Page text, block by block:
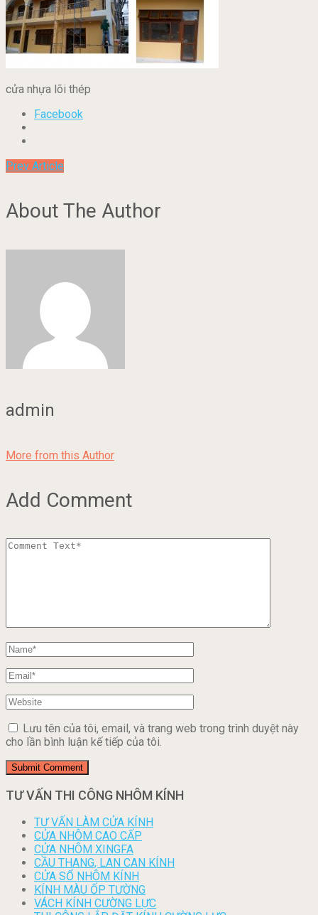
cửa nhựa lõi thép
Facebook
Prev Article
About The Author
admin
More from this Author
Add Comment
Lưu tên của tôi, email, và trang web trong trình duyệt này
cho lần bình luận kế tiếp của tôi.
TƯ VẤN THI CÔNG NHÔM KÍNH
TƯ VẤN LÀM CỬA KÍNH
CỬA NHÔM CAO CẤP
CỬA NHÔM XINGFA
CẦU THANG, LAN CAN KÍNH
CỬA SỔ NHÔM KÍNH
KÍNH MÀU ỐP TƯỜNG
VÁCH KÍNH CƯỜNG LỰC